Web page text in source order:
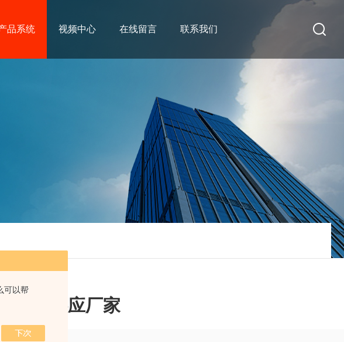
可以帮
品系统 视频中心 在线留言 联系我们
微镜供应厂家